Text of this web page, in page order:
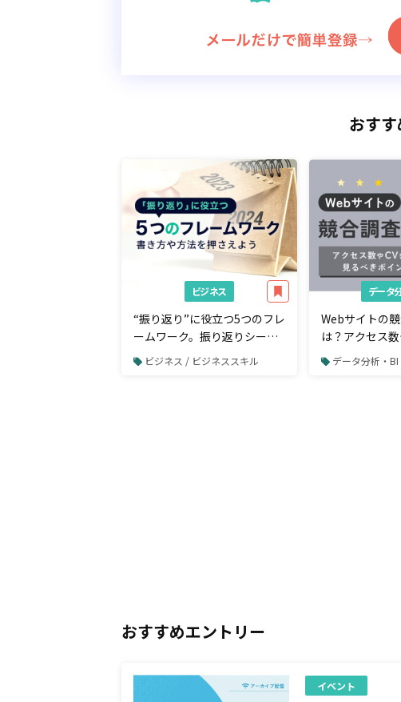
おす
ビジネス
“振り返り”に役立つ5つのフレ
ームワーク。振り返りシート
の書き方や方法を押さえよう
ビジネス / ビジネススキル
データ
Webサイトの
は？アクセス
ために見るべき
データ分析・BI
おすすめエントリー
イベント